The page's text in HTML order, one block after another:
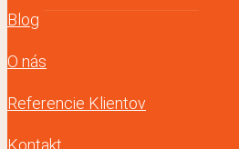
Blog
O nás
Referencie Klientov
Kontakt